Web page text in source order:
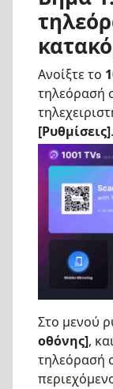
Ανοίξτε το
τηλεόρασή
[Ρυθμίσεις].
Στο μενού
οθόνης],
τηλεόρασή